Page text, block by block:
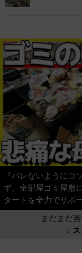
『バレないようにコ
ず、全部屋ゴミ屋敷
タートを全力でサポ
まだまだ
↓